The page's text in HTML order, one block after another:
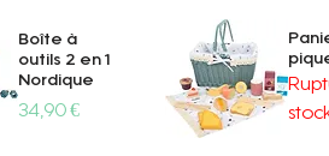
Boîte à
outils 2 en 1
Nordique
Prix
34,90 €